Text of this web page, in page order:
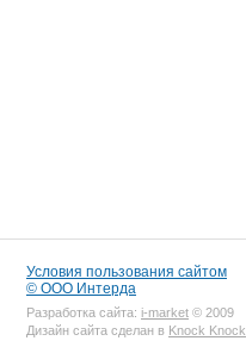
Условия пользования сайтом
© ООО Интерда
Разработка сайта: i-market © 2009
Дизайн сайта сделан в Knock Knock